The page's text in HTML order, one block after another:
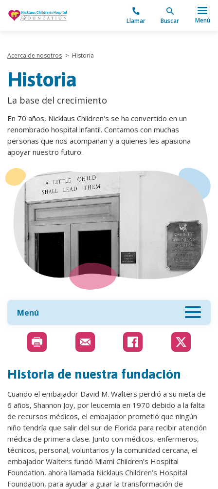
Llamar Buscar Menú
Acerca de nosotros > Historia
Historia
La base del crecimiento
En 70 años, Nicklaus Children's se ha convertido en un
renombrado hospital infantil. Contamos con muchas
personas que nos acompañan y a quienes les apasiona
apoyar nuestro futuro.
Menú
Historia de nuestra fundación
Cuando el embajador David M. Walters perdió a su nieta de
6 años, Shannon Joy, por leucemia en 1970 debido a la falta
de recursos médicos, el embajador prometió que ningún
niño tendría que salir del sur de Florida para recibir atención
médica de primera clase. Junto con médicos, enfermeros,
técnicos, personal, voluntarios y la comunidad cercana, el
embajador Walters fundó Miami Children’s Hospital
Foundation, ahora llamada Nicklaus Children’s Hospital
Foundation, para ayudar a guiar la transformación de